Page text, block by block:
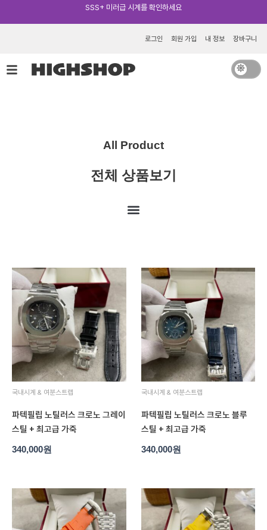
건
너
로그인 회원 가입 내 정보 장바구니
All Product
전체 상품보기
Menu
국내시계 & 여분스트랩
파텍필립 노틸러스 크로노 그레이
스틸 + 최고급 가죽
340,000원
국내시계 & 여분스트랩
파텍필립 노틸러스 크로노 블루
스틸 + 최고급 가죽
340,000원